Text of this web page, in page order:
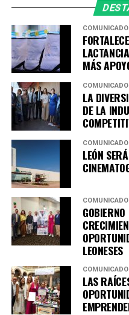
Las sesiones tendrán
académicas y organismos
entre ellos la Academia
Pública, CANACO
Iberoamericana León,
CANACINTRA León y el
Campus León,
entre gobierno, academia,
Municipal de Planeación
compromiso con la
planeación estratégica
fundamentales para
competitiva, sostenible,
retos de las próximas
MÁS
LA
DE LA
LEÓN
LEONESES
LAS